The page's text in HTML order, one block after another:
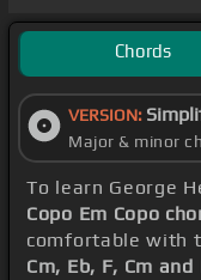
Chords
VERSION:
Major & minor
To learn George
Copo Em Copo
comfortable with
Cm, Eb, F, Cm and